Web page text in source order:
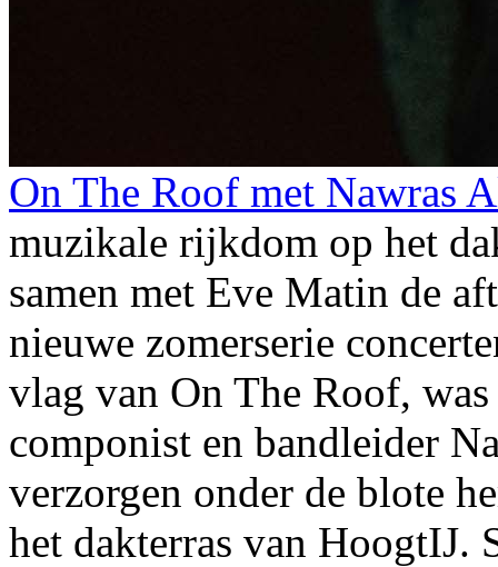
On The Roof met Nawras
muzikale rijkdom op het
samen met Eve Matin de
nieuwe zomerserie
vlag van On The Roof, was
componist en bandleider
verzorgen onder de blote
het dakterras van HoogtIJ.